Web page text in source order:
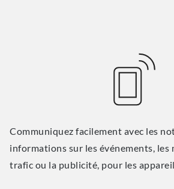
Communiquez facilement avec les
informations sur les événements, les
trafic ou la publicité, pour les